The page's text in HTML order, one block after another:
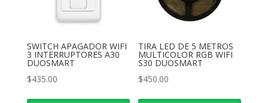
SWITCH APAGADOR WIFI
3 INTERRUPTORES A30
DUOSMART
$435.00
TIRA LED DE 5 METROS
MULTICOLOR RGB WIFI
S30 DUOSMART
$450.00